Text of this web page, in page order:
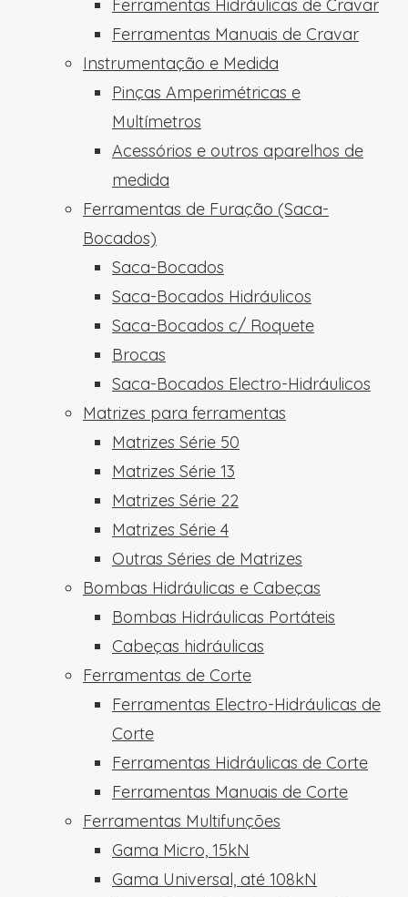
Ferramentas Hidráulicas de Cravar
Ferramentas Manuais de Cravar
Instrumentação e Medida
Pinças Amperimétricas e
Multímetros
Acessórios e outros aparelhos de
medida
Ferramentas de Furação (Saca-
Bocados)
Saca-Bocados
Saca-Bocados Hidráulicos
Saca-Bocados c/ Roquete
Brocas
Saca-Bocados Electro-Hidráulicos
Matrizes para ferramentas
Matrizes Série 50
Matrizes Série 13
Matrizes Série 22
Matrizes Série 4
Outras Séries de Matrizes
Bombas Hidráulicas e Cabeças
Bombas Hidráulicas Portáteis
Cabeças hidráulicas
Ferramentas de Corte
Ferramentas Electro-Hidráulicas de
Corte
Ferramentas Hidráulicas de Corte
Ferramentas Manuais de Corte
Ferramentas Multifunções
Gama Micro, 15kN
Gama Universal, até 108kN